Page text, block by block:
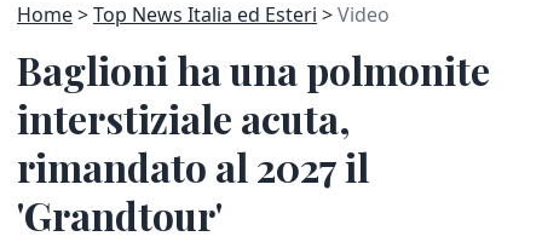
Home Top News Italia ed Esteri Video
Baglioni ha una polmonite
interstiziale acuta,
rimandato al 2027 il
'Grandtour'